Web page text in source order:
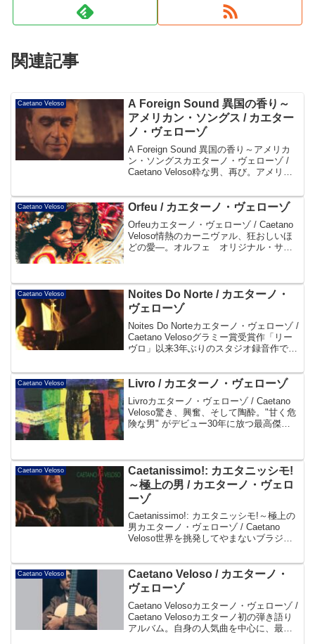
関連記事
Caetano Veloso
A Foreign Sound 異国の香り～
アメリカン・ソングス / カエター
ノ・ヴェローゾ
A Foreign Sound 異国の香り～アメリカ
ン・ソングスカエターノ・ヴェローゾ /
Caetano Veloso粋な男、再び。アメリ
た、オール英語曲のカヴァー・アルバ
ム。世界中の人々が、彼らの人生や...
Caetano Veloso Orfeu / カエターノ・ヴェローゾ
Orfeuカエターノ・ヴェローゾ / Caetano
Veloso情熱のカーニヴァル、狂おしいほ
どの愛―。オルフェ オリジナル・サウ
Caetano Veloso
Noites Do Norte / カエターノ・
ヴェローゾ
Noites Do Norteカエターノ・ヴェローゾ /
Caetano Velosoグラミー賞受賞作「リー
ヴロ」以来3年ぶりのスタジオ録音作で、
カへの回帰」を主題に、ロック、ブルー
ス的アプローチをさらに...
Caetano Veloso Livro / カエターノ・ヴェローゾ
Livroカエターノ・ヴェローゾ / Caetano
Veloso驚き、興奮、そして陶酔。"甘く危
険な男" がデビュー30年に放つ最高傑
Caetano Veloso
Caetanissimo!: カエタニッシモ!
～極上の男 / カエターノ・ヴェロ
ーゾ
Caetanissimo!: カエタニッシモ!～極上の
男カエターノ・ヴェローゾ / Caetano
Veloso世界を挑発してやまないブラジリ
ボル”の、日本編集による75～89年ベス
ト!!帯よりDisc...
Caetano Veloso
Caetano Veloso / カエターノ・
ヴェローゾ
Caetano Velosoカエターノ・ヴェローゾ /
Caetano Velosoカエターノ初の弾き語り
アルバム。自身の人気曲を中心に、最高